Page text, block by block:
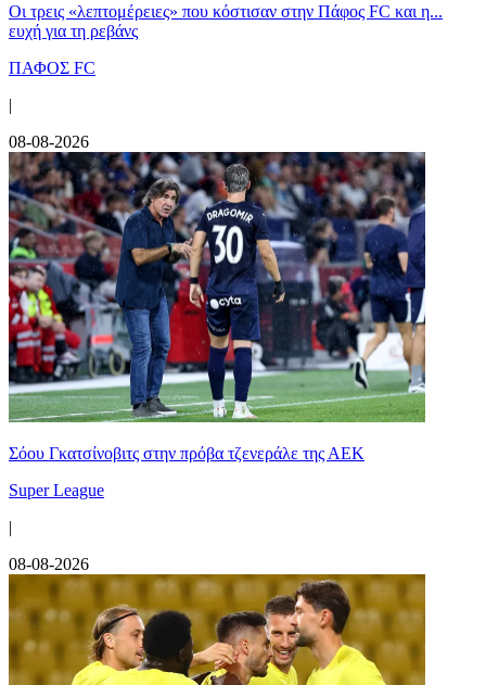
Οι τρεις «λεπτομέρειες» που κόστισαν στην Πάφος FC και η...
ευχή για τη ρεβάνς
ΠΑΦΟΣ FC
|
08-08-2026
Σόου Γκατσίνοβιτς στην πρόβα τζενεράλε της ΑΕΚ
Super League
|
08-08-2026